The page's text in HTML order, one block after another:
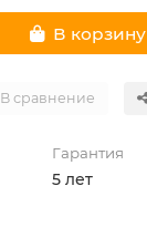
В корзину
В сравнение
Гарантия
5 лет